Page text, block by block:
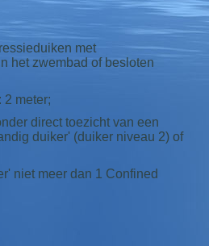
met
het zwembad of besloten
2 meter;
direct toezicht van een
duiker' (duiker niveau 2) of
niet meer dan 1 Confined